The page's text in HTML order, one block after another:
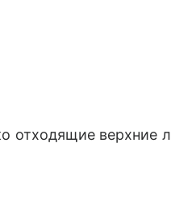
отходящие верхние